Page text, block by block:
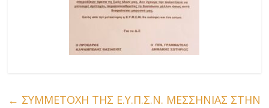
← ΣΥΜΜΕΤΟΧΗ ΤΗΣ Ε.Υ.Π.Σ.Ν. ΜΕΣΣΗΝΙΑΣ ΣΤΗΝ